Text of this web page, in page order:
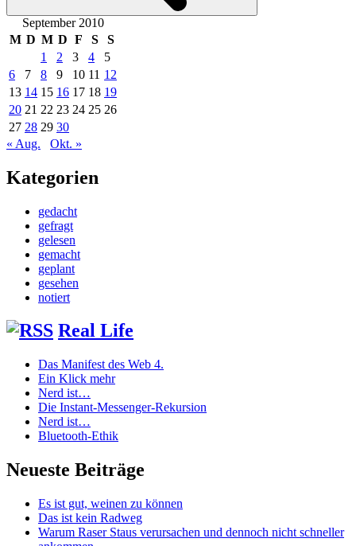
September 2010
M D M D F S
S
1
2 3 4
5
6
7 8 9 10 11 12
13 14 15 16 17 18 19
20 21 22 23 24 25 26
27 28 29 30
« Aug.
Okt. »
Kategorien
gedacht
gefragt
gelesen
gemacht
geplant
gesehen
notiert
Real Life
Das Manifest des Web 4.
Ein Klick mehr
Nerd ist…
Die Instant-Messenger-Rekursion
Nerd ist…
Bluetooth-Ethik
Neueste Beiträge
Es ist gut, weinen zu können
Das ist kein Radweg
Warum Raser Staus verursachen und dennoch nicht schneller